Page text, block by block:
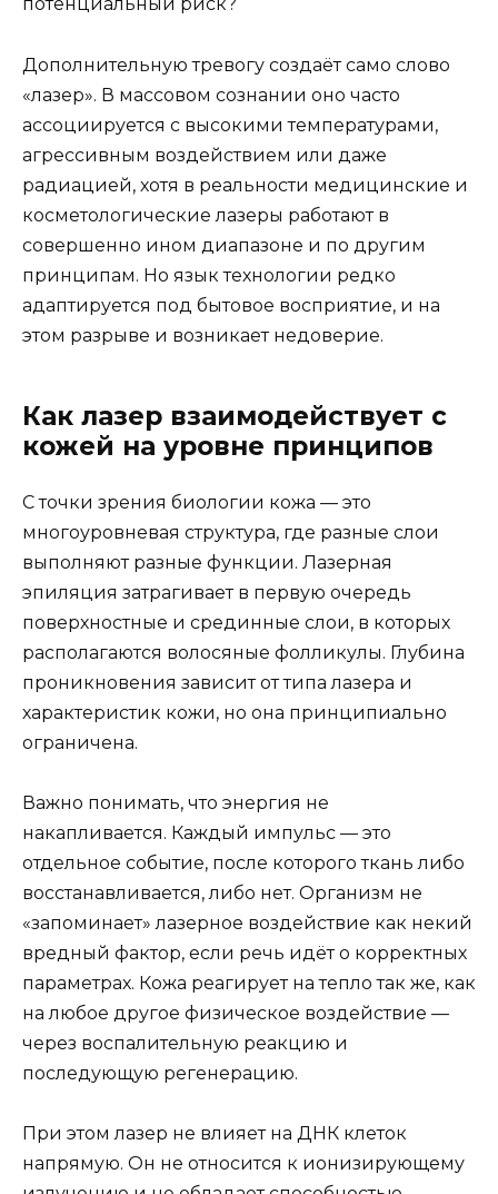
потенциальный риск?
Дополнительную тревогу создаёт само слово
«лазер». В массовом сознании оно часто
ассоциируется с высокими температурами,
агрессивным воздействием или даже
радиацией, хотя в реальности медицинские и
косметологические лазеры работают в
совершенно ином диапазоне и по другим
принципам. Но язык технологии редко
адаптируется под бытовое восприятие, и на
этом разрыве и возникает недоверие.
Как лазер взаимодействует с
кожей на уровне принципов
С точки зрения биологии кожа — это
многоуровневая структура, где разные слои
выполняют разные функции. Лазерная
эпиляция затрагивает в первую очередь
поверхностные и срединные слои, в которых
располагаются волосяные фолликулы. Глубина
проникновения зависит от типа лазера и
характеристик кожи, но она принципиально
ограничена.
Важно понимать, что энергия не
накапливается. Каждый импульс — это
отдельное событие, после которого ткань либо
восстанавливается, либо нет. Организм не
«запоминает» лазерное воздействие как некий
вредный фактор, если речь идёт о корректных
параметрах. Кожа реагирует на тепло так же, как
на любое другое физическое воздействие —
через воспалительную реакцию и
последующую регенерацию.
При этом лазер не влияет на ДНК клеток
напрямую. Он не относится к ионизирующему